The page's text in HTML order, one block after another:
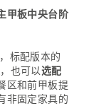
甲板中央台阶
标配版本的
，也可以选配
区和前甲板提
非固定家具的